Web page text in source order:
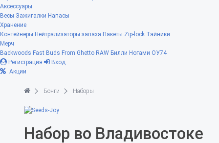
Аксессуары
Весы Зажигалки Напасы
Хранение
Контейнеры Нейтрализаторы запаха Пакеты Zip-lock Тайники
Мерч
Backwoods Fast Buds From Ghetto RAW Билли Ногами ОУ74
Регистрация
Вход
Акции
Бонги Наборы
Набор во Владивостоке